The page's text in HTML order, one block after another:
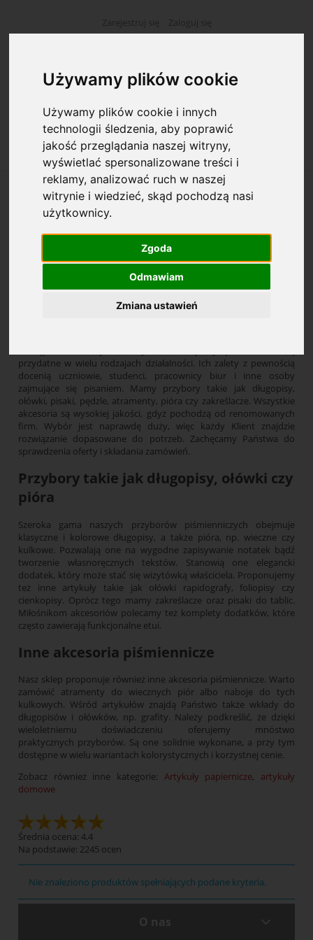
Używamy plików cookie
Używamy plików cookie i innych
technologii śledzenia, aby poprawić
jakość przeglądania naszej witryny,
wyświetlać spersonalizowane treści i
reklamy, analizować ruch w naszej
witrynie i wiedzieć, skąd pochodzą nasi
użytkownicy.
Zgoda
Odmawiam
Zmiana ustawień
Opcje przeglądania
Kategorie: Artykuły piśmienne
przydatne w wielu rodzajach działalności. Ich zalety z pewnością
docenią uczniowie, studenci, pracownicy biur i inne osoby
zajmujące się pisaniem. Mamy przybory takie jak długopisy,
ołówki, pisaki, pędzle, atramenty, pióra czy zakreślacze. Wszystkie
akcesoria są wysokiej jakości, gdyż pochodzą od renomowanych
firm. Wybór jest naprawdę duży, więc każdy Klient znajdzie
rozwiązanie dopasowane do potrzeb. Zachęcamy Państwa do
sprawdzenia oferty i składania zamówień.
Przybory takie jak długopisy, ołówki czy
pióra
Szeroka gama naszych przyborów piśmienniczych obejmuje
klasyczne i kolorowe długopisy, a także pióra, np. wieczne czy
kulkowe. Pozwalają one na wygodne zapisywanie notatek bądź
tworzenie własnoręcznych tekstów. Stanowią one elegancki
dodatek, który może stać się wizytówką właściciela. Proponujemy
też inne artykuły takie jak ołówki rapidografy, foliopisy czy
cienkopisy. Oprócz tego mamy zakreślacze oraz pisaki do tablic.
Miłośnikom akcesoriów polecamy też komplety dodatków, które
często zawierają funkcjonalne etui.
Inne akcesoria piśmiennicze
Nasz sklep proponuje również inne akcesoria piśmiennicze. Warto
zamówić atramenty do wiecznych piór albo naboje do tych
kulkowych. Wśród artykułów znajdą Państwo także wkłady do
długopisów i ołówków, np. grafity. Należy podkreślić, że dzięki
wieloletniemu doświadczeniu oferujemy mnóstwo
praktycznych przyborów. Są one solidnie wykonane, a przy tym
dostępne w wielu wariantach kolorystycznych i korzystnej cenie.
Zobacz również inne kategorie: Artykuły papiernicze, artykuły
domowe
Średnia ocena: 4.4
Na podstawie: 2245 ocen
Nie znaleziono produktów spełniających podane kryteria.